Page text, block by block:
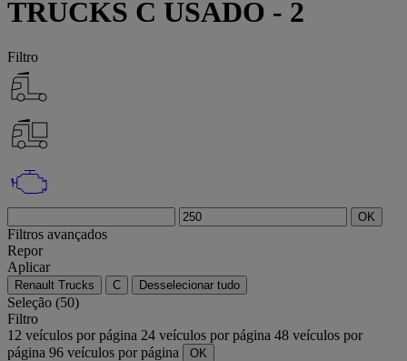
TRUCKS C USADO - 2
Filtro
OK
Filtros avançados
Repor
Aplicar
Renault Trucks C Desselecionar tudo
Seleção (50)
Filtro
12 veículos por página 24 veículos por página 48 veículos por
página 96 veículos por página OK